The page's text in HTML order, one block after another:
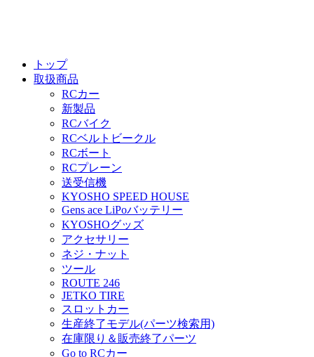
トップ
取扱商品
RCカー
新製品
RCバイク
RCベルトビークル
RCボート
RCプレーン
送受信機
KYOSHO SPEED HOUSE
Gens ace LiPoバッテリー
KYOSHOグッズ
アクセサリー
ネジ・ナット
ツール
ROUTE 246
JETKO TIRE
スロットカー
生産終了モデル(パーツ検索用)
在庫限り＆販売終了パーツ
Go to RCカー